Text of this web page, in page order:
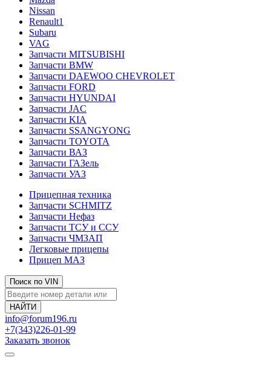
Nissan
Renault1
Subaru
VAG
Запчасти MITSUBISHI
Запчасти BMW
Запчасти DAEWOO CHEVROLET
Запчасти FORD
Запчасти HYUNDAI
Запчасти JAC
Запчасти KIA
Запчасти SSANGYONG
Запчасти TOYOTA
Запчасти ВАЗ
Запчасти ГАЗель
Запчасти УАЗ
Прицепная техника
Запчасти SCHMITZ
Запчасти Нефаз
Запчасти ТСУ и ССУ
Запчасти ЧМЗАП
Легковые прицепы
Прицеп МАЗ
Поиск по VIN
info@forum196.ru
+7(343)226-01-99
Заказать звонок